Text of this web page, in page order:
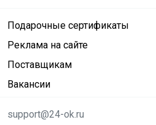
Подарочные сертификаты
Реклама на сайте
Поставщикам
Вакансии
support@24-ok.ru